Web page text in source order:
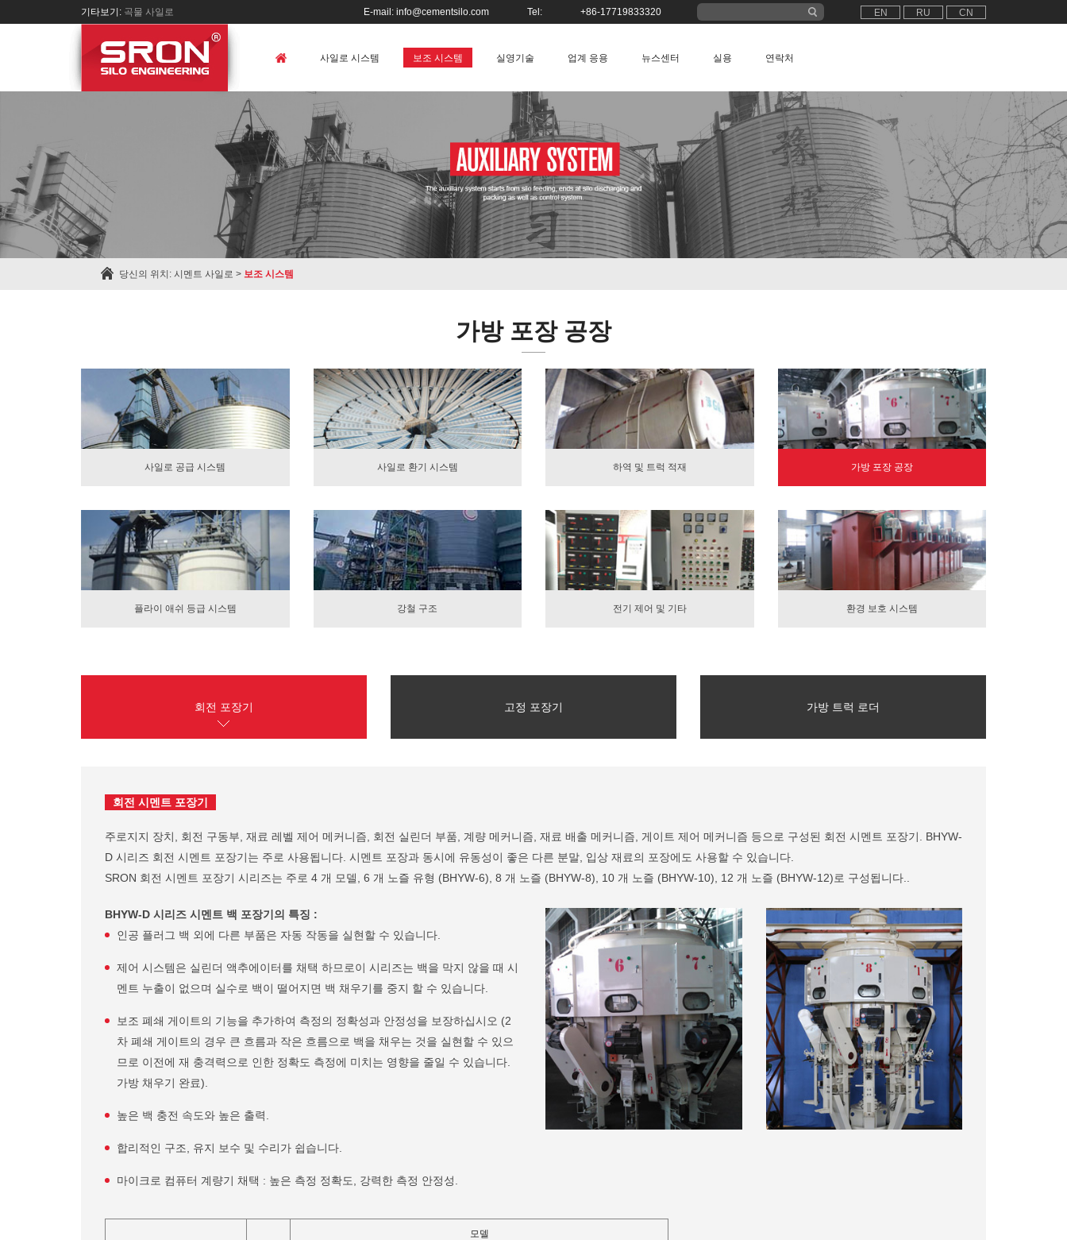
기타보기: 곡물 사일로 EN RU CN
E-mail: info@cementsilo.com Tel: +86-17719833320
사일로 시스템 보조 시스템 실영기술 업계 응용 뉴스센터 실용 연락처
당신의 위치: 시멘트 사일로 > 보조 시스템
가방 포장 공장
사일로 공급 시스템 사일로 환기 시스템 하역 및 트럭 적재 가방 포장 공장
플라이 애쉬 등급 시스템 강철 구조 전기 제어 및 기타 환경 보호 시스템
회전 포장기 고정 포장기 가방 트럭 로더
회전 시멘트 포장기
주로지지 장치, 회전 구동부, 재료 레벨 제어 메커니즘, 회전 실린더 부품, 계량 메커니즘, 재료 배출 메커니즘, 게이트 제어 메커니즘 등으로 구성된 회전 시멘트 포장기. BHYW-
D 시리즈 회전 시멘트 포장기는 주로 사용됩니다. 시멘트 포장과 동시에 유동성이 좋은 다른 분말, 입상 재료의 포장에도 사용할 수 있습니다.
SRON 회전 시멘트 포장기 시리즈는 주로 4 개 모델, 6 개 노즐 유형 (BHYW-6), 8 개 노즐 (BHYW-8), 10 개 노즐 (BHYW-10), 12 개 노즐 (BHYW-12)로 구성됩니다..
BHYW-D 시리즈 시멘트 백 포장기의 특징 :
인공 플러그 백 외에 다른 부품은 자동 작동을 실현할 수 있습니다.
제어 시스템은 실린더 액추에이터를 채택 하므로이 시리즈는 백을 막지 않을 때 시
멘트 누출이 없으며 실수로 백이 떨어지면 백 채우기를 중지 할 수 있습니다.
보조 폐쇄 게이트의 기능을 추가하여 측정의 정확성과 안정성을 보장하십시오 (2
차 폐쇄 게이트의 경우 큰 흐름과 작은 흐름으로 백을 채우는 것을 실현할 수 있으
므로 이전에 재 충격력으로 인한 정확도 측정에 미치는 영향을 줄일 수 있습니다.
가방 채우기 완료).
높은 백 충전 속도와 높은 출력.
합리적인 구조, 유지 보수 및 수리가 쉽습니다.
마이크로 컴퓨터 계량기 채택 : 높은 측정 정확도, 강력한 측정 안정성.
모델